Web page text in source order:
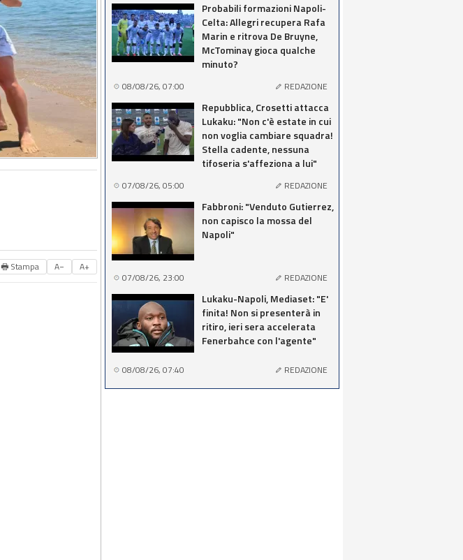
🖶 Stampa A− A+
Probabili formazioni Napoli-
Celta: Allegri recupera Rafa
Marin e ritrova De Bruyne,
McTominay gioca qualche
minuto?
08/08/26, 07:00 REDAZIONE
Repubblica, Crosetti attacca
Lukaku: "Non c'è estate in cui
non voglia cambiare squadra!
Stella cadente, nessuna
tifoseria s'affeziona a lui"
07/08/26, 05:00 REDAZIONE
Fabbroni: "Venduto Gutierrez,
non capisco la mossa del
Napoli"
07/08/26, 23:00 REDAZIONE
Lukaku-Napoli, Mediaset: "E'
finita! Non si presenterà in
ritiro, ieri sera accelerata
Fenerbahce con l'agente"
08/08/26, 07:40 REDAZIONE